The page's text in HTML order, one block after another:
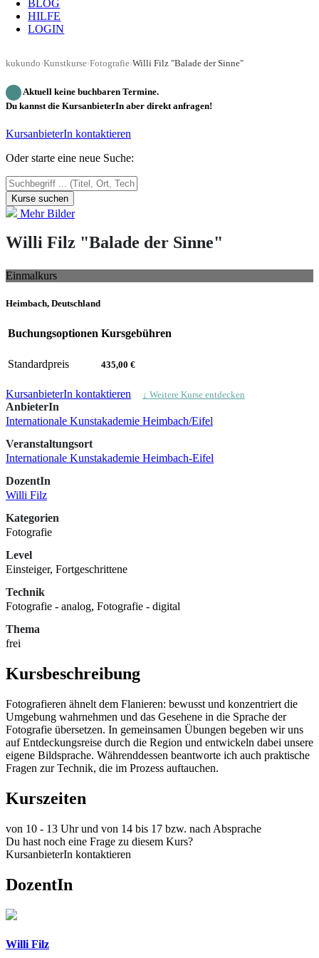
BLOG
HILFE
LOGIN
kukundo›Kunstkurse›Fotografie›Willi Filz "Balade der Sinne"
Aktuell keine buchbaren Termine.
Du kannst die KursanbieterIn aber direkt anfragen!
KursanbieterIn kontaktieren
Oder starte eine neue Suche:
Kurse suchen
Mehr Bilder
Willi Filz "Balade der Sinne"
Einmalkurs
Heimbach, Deutschland
Buchungsoptionen Kursgebühren
Standardpreis 435,00 €
KursanbieterIn kontaktieren ↓ Weitere Kurse entdecken
AnbieterIn
Internationale Kunstakademie Heimbach/Eifel
Veranstaltungsort
Internationale Kunstakademie Heimbach-Eifel
DozentIn
Willi Filz
Kategorien
Fotografie
Level
Einsteiger, Fortgeschrittene
Technik
Fotografie - analog, Fotografie - digital
Thema
frei
Kursbeschreibung
Fotografieren ähnelt dem Flanieren: bewusst und konzentriert die
Umgebung wahrnehmen und das Gesehene in die Sprache der
Fotografie übersetzen. In gemeinsamen Übungen begeben wir uns
auf Entdeckungsreise durch die Region und entwickeln dabei unsere
eigene Bildsprache. Währenddessen beantworte ich auch praktische
Fragen zur Technik, die im Prozess auftauchen.
Kurszeiten
von 10 - 13 Uhr und von 14 bis 17 bzw. nach Absprache
Du hast noch eine Frage zu diesem Kurs?
KursanbieterIn kontaktieren
DozentIn
Willi Filz